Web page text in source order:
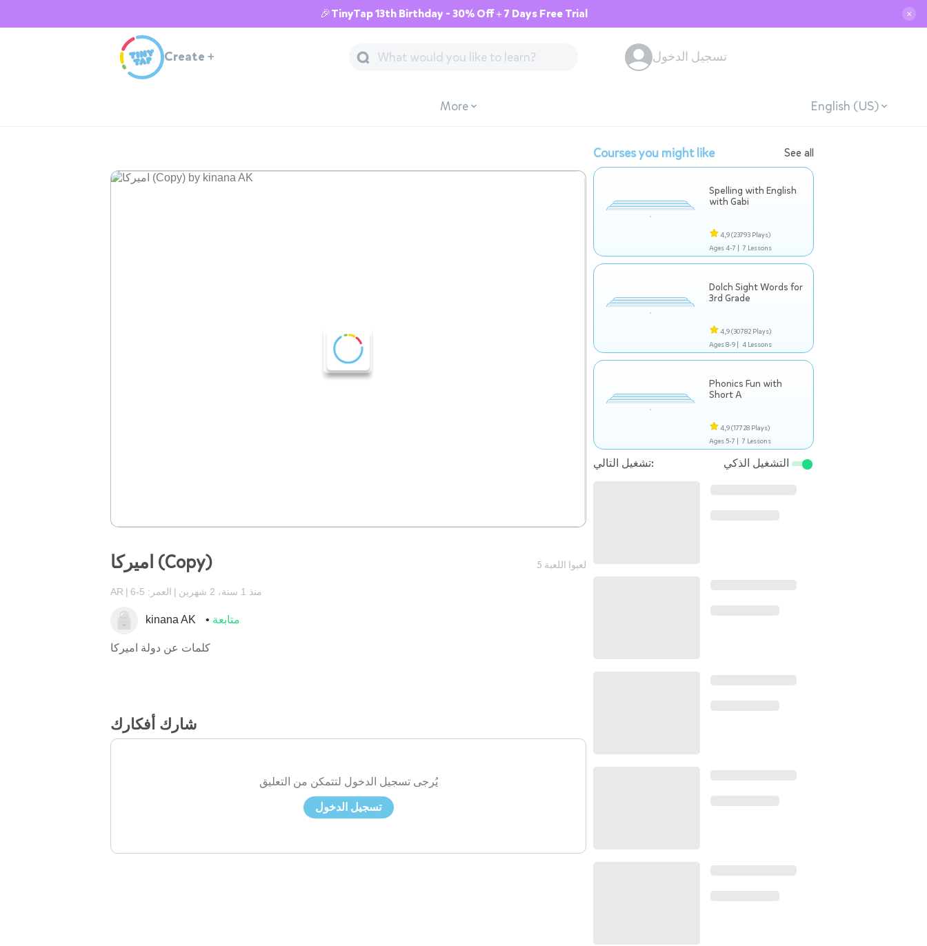
🎉TinyTap 13th Birthday - 30% Off + 7 Days Free Trial ✕
Create + تسجيل الدخول
More English (US)
اميركا (Copy) 5 لعبوا اللعبة
AR العمر: 5-6 منذ 1 سنة، 2 شهرين
kinana AK متابعة
كلمات عن دولة اميركا
شارك أفكارك
يُرجى تسجيل الدخول لتتمكن من التعليق
تسجيل الدخول
Courses you might like See all
Spelling with English
with Gabi
4,9(23793 Plays)
Ages 4-7 | 7 Lessons
Dolch Sight Words for
3rd Grade
4,9(30782 Plays)
Ages 8-9 | 4 Lessons
Phonics Fun with
Short A
4,9(17728 Plays)
Ages 5-7 | 7 Lessons
تشغيل التالي: